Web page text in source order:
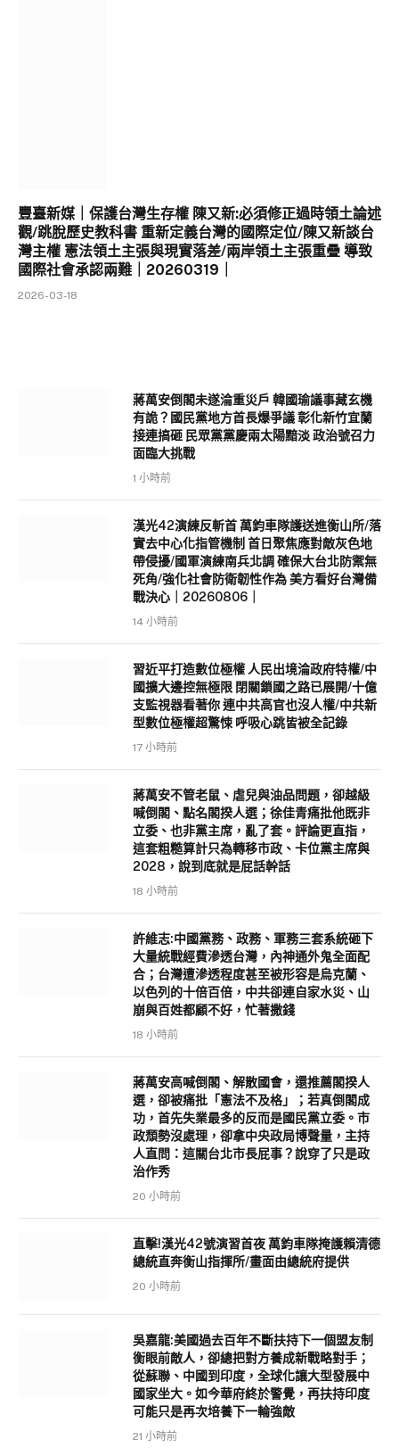
豐臺新媒｜保護台灣生存權 陳又新:必須修正過時領土論述
觀/跳脫歷史教科書 重新定義台灣的國際定位/陳又新談台
灣主權 憲法領土主張與現實落差/兩岸領土主張重疊 導致
國際社會承認兩難｜20260319｜
2026-03-18
蔣萬安倒閣未遂淪重災戶 韓國瑜議事藏玄機
有詭？國民黨地方首長爆爭議 彰化新竹宜蘭
接連搞砸 民眾黨黨慶兩太陽黯淡 政治號召力
面臨大挑戰
1 小時前
漢光42演練反斬首 萬鈞車隊護送進衡山所/落
實去中心化指管機制 首日聚焦應對敵灰色地
帶侵擾/國軍演練南兵北調 確保大台北防禦無
死角/強化社會防衛韌性作為 美方看好台灣備
戰決心｜20260806｜
14 小時前
習近平打造數位極權 人民出境淪政府特權/中
國擴大邊控無極限 閉關鎖國之路已展開/十億
支監視器看著你 連中共高官也沒人權/中共新
型數位極權超驚悚 呼吸心跳皆被全記錄
17 小時前
蔣萬安不管老鼠、虐兒與油品問題，卻越級
喊倒閣、點名閣揆人選；徐佳青痛批他既非
立委、也非黨主席，亂了套。評論更直指，
這套粗糙算計只為轉移市政、卡位黨主席與
2028，說到底就是屁話幹話
18 小時前
許維志:中國黨務、政務、軍務三套系統砸下
大量統戰經費滲透台灣，內神通外鬼全面配
合；台灣遭滲透程度甚至被形容是烏克蘭、
以色列的十倍百倍，中共卻連自家水災、山
崩與百姓都顧不好，忙著撒錢
18 小時前
蔣萬安高喊倒閣、解散國會，還推薦閣揆人
選，卻被痛批「憲法不及格」；若真倒閣成
功，首先失業最多的反而是國民黨立委。市
政頹勢沒處理，卻拿中央政局博聲量，主持
人直問：這關台北市長屁事？說穿了只是政
治作秀
20 小時前
直擊!漢光42號演習首夜 萬鈞車隊掩護賴清德
總統直奔衡山指揮所/畫面由總統府提供
20 小時前
吳嘉龍:美國過去百年不斷扶持下一個盟友制
衡眼前敵人，卻總把對方養成新戰略對手；
從蘇聯、中國到印度，全球化讓大型發展中
國家坐大。如今華府終於警覺，再扶持印度
可能只是再次培養下一輪強敵
21 小時前